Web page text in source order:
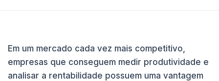
Em um mercado cada vez mais competitivo,
empresas que conseguem medir produtividade e
analisar a rentabilidade possuem uma vantagem